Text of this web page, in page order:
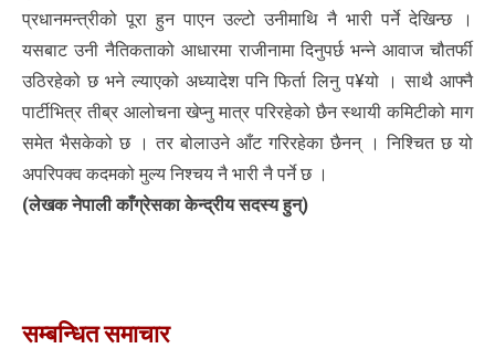
प्रधानमन्त्रीको पूरा हुन पाएन उल्टो उनीमाथि नै भारी पर्ने देखिन्छ ।
यसबाट उनी नैतिकताको आधारमा राजीनामा दिनुपर्छ भन्ने आवाज चौतर्फी
उठिरहेको छ भने ल्याएको अध्यादेश पनि फिर्ता लिनु प¥यो । साथै आफ्नै
पार्टीभित्र तीब्र आलोचना खेप्नु मात्र परिरहेको छैन स्थायी कमिटीको माग
समेत भैसकेको छ । तर बोलाउने आँट गरिरहेका छैनन् । निश्चित छ यो
अपरिपक्व कदमको मुल्य निश्चय नै भारी नै पर्ने छ ।
(लेखक नेपाली काँग्रेसका केन्द्रीय सदस्य हुन्)
सम्बन्धित समाचार